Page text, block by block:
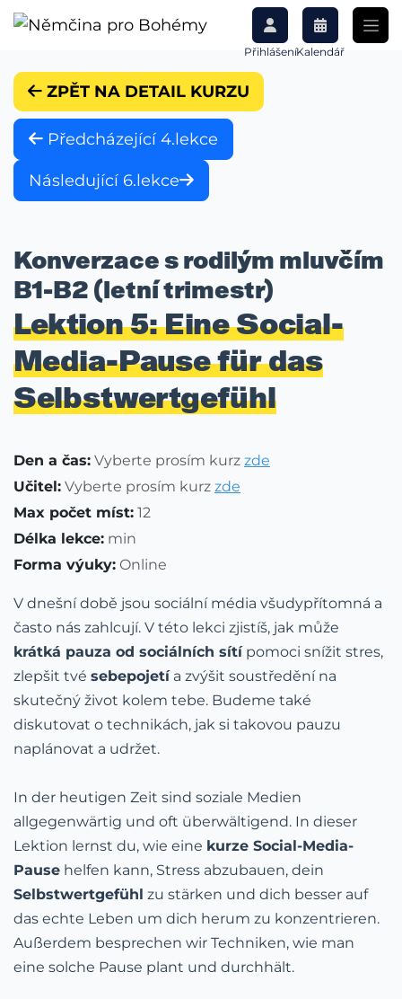
PřihlášeníKalendář
ZPĚT NA DETAIL KURZU
Předcházející 4.lekce
Následující 6.lekce
Konverzace s rodilým mluvčím
B1-B2 (letní trimestr)
Lektion 5: Eine Social-
Media-Pause für das
Selbstwertgefühl
Den a čas: Vyberte prosím kurz zde
Učitel: Vyberte prosím kurz zde
Max počet míst: 12
Délka lekce: min
Forma výuky: Online
V dnešní době jsou sociální média všudypřítomná a
často nás zahlcují. V této lekci zjistíš, jak může
krátká pauza od sociálních sítípomoci snížit stres,
zlepšit tvé sebepojetía zvýšit soustředění na
skutečný život kolem tebe. Budeme také
diskutovat o technikách, jak si takovou pauzu
naplánovat a udržet.
In der heutigen Zeit sind soziale Medien
allgegenwärtig und oft überwältigend. In dieser
Lektion lernst du, wie eine kurze Social-Media-
Pause helfen kann, Stress abzubauen, dein
Selbstwertgefühl zu stärken und dich besser auf
das echte Leben um dich herum zu konzentrieren.
Außerdem besprechen wir Techniken, wie man
eine solche Pause plant und durchhält.